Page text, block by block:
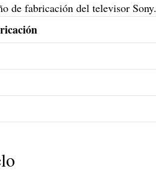
de fabricación del televisor Sony.